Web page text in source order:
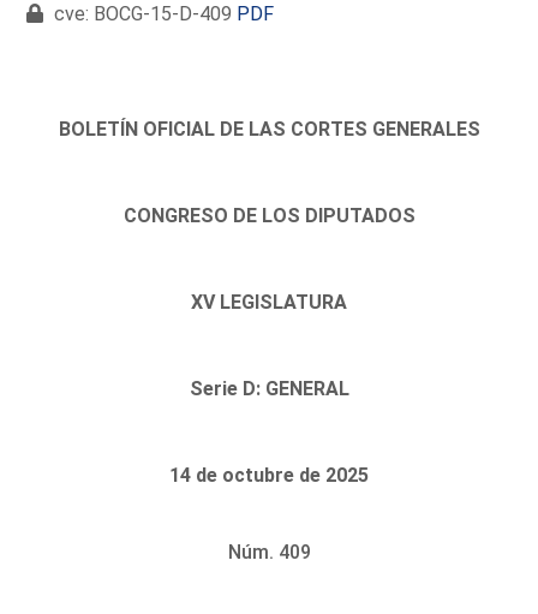
cve: BOCG-15-D-409 PDF
BOLETÍN OFICIAL DE LAS CORTES GENERALES
CONGRESO DE LOS DIPUTADOS
XV LEGISLATURA
Serie D: GENERAL
14 de octubre de 2025
Núm. 409